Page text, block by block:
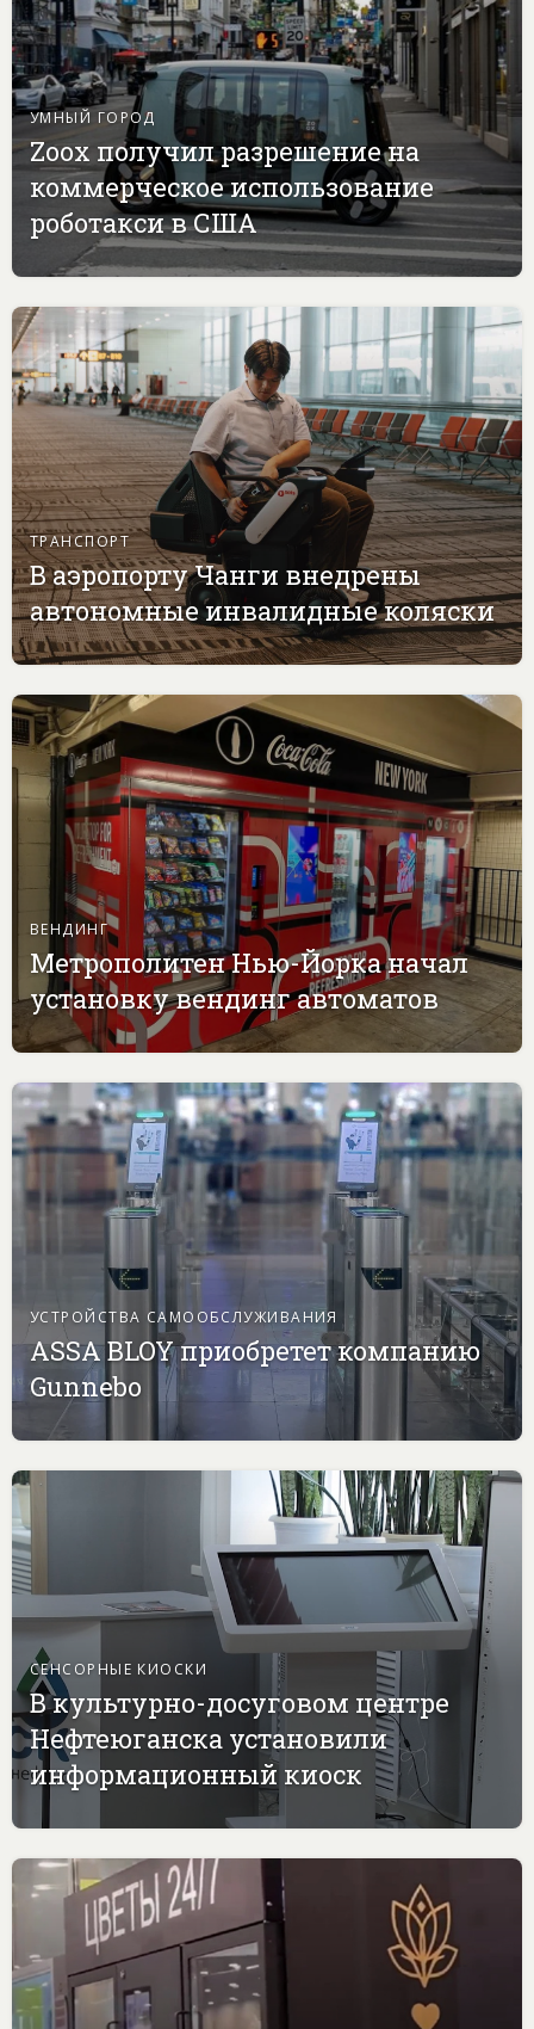
УМНЫЙ ГОРОД
Zoox получил разрешение на
коммерческое использование
роботакси в США
ТРАНСПОРТ
В аэропорту Чанги внедрены
автономные инвалидные коляски
ВЕНДИНГ
Метрополитен Нью-Йорка начал
установку вендинг автоматов
УСТРОЙСТВА САМООБСЛУЖИВАНИЯ
ASSA BLOY приобретет компанию
Gunnebo
СЕНСОРНЫЕ КИОСКИ
В культурно-досуговом центре
Нефтеюганска установили
информационный киоск